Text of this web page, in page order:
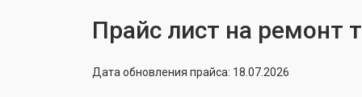
Прайс лист на ремонт
Дата обновления прайса: 18.07.2026